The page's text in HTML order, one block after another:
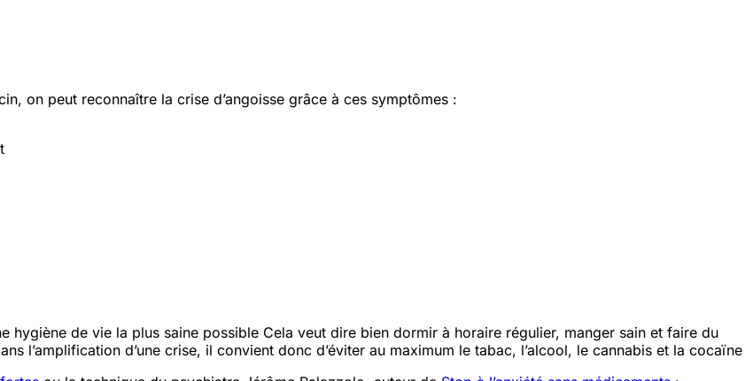
on peut reconnaître la crise d’angoisse grâce à ces symptômes :
hygiène de vie la plus saine possible Cela veut dire bien dormir à horaire régulier, manger sain et faire du
l’amplification d’une crise, il convient donc d’éviter au maximum le tabac, l’alcool, le cannabis et la cocaïne